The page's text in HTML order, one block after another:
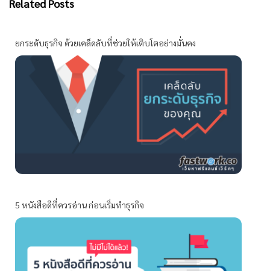
Related Posts
ยกระดับธุรกิจ ด้วยเคล็ดลับที่ช่วยให้เติบโตอย่างมั่นคง
5 หนังสือดีที่ควรอ่าน ก่อนเริ่มทำธุรกิจ